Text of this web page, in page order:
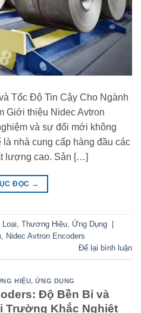
Tốc Độ Tin Cậy Cho Ngành
Giới thiệu Nidec Avtron
và sự đổi mới không
nhà cung cấp hàng đầu các
lượng cao. Sản […]
ĐỌC →
Loại, Thương Hiệu, Ứng Dụng
, Nidec Avtron Encoders
Để lại bình luận
HIỆU,ỨNG DỤNG
Độ Bền Bỉ và
Trường Khắc Nghiệt